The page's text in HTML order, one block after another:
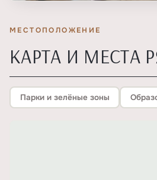
МЕСТОПОЛОЖЕНИЕ
КАРТА И МЕСТА
Парки и зелёные зоны